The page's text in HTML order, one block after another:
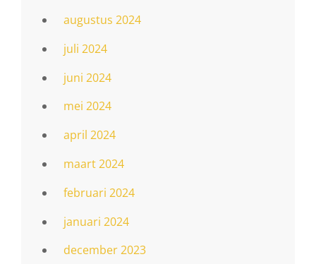
augustus 2024
juli 2024
juni 2024
mei 2024
april 2024
maart 2024
februari 2024
januari 2024
december 2023